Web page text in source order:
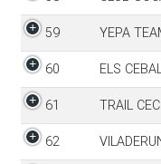
59 YEPA
60 ELS
61 TRAIL CEC
62